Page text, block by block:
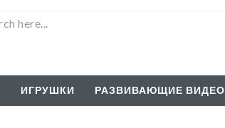
ИГРУШКИ РАЗВИВАЮЩИЕ ВИДЕО